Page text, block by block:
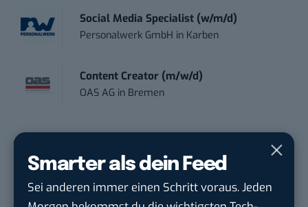
Smarter als dein Feed
Sei anderen immer einen Schritt voraus. Jeden
Social Media Specialist (w/m/d)
Personalwerk GmbH in Karben
Content Creator (m/w/d)
OAS AG in Bremen
THEMEN: ARBEIT BTLISTICLE X (EHEMALS TWITTER)